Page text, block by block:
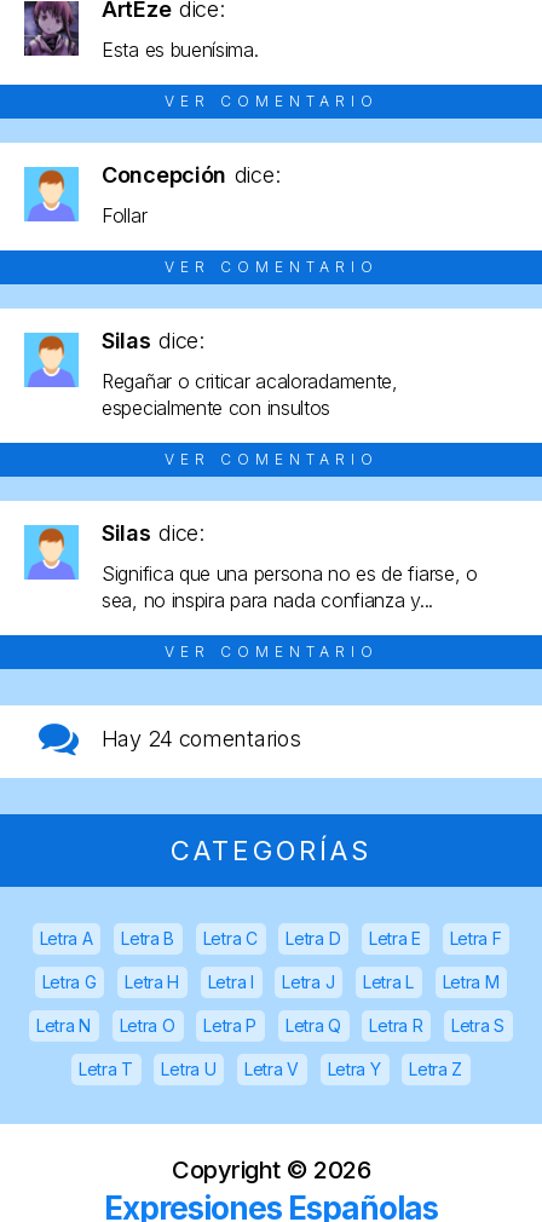
ArtEze dice:
Esta es buenísima.
VER COMENTARIO
Concepción dice:
Follar
VER COMENTARIO
Silas dice:
Regañar o criticar acaloradamente,
especialmente con insultos
VER COMENTARIO
Silas dice:
Significa que una persona no es de fiarse, o
sea, no inspira para nada confianza y...
VER COMENTARIO
Hay 24 comentarios
CATEGORÍAS
Letra A Letra B Letra C Letra D Letra E Letra F
Letra G Letra H Letra I Letra J Letra L Letra M
Letra N Letra O Letra P Letra Q Letra R Letra S
Letra T Letra U Letra V Letra Y Letra Z
Copyright © 2026
Expresiones Españolas